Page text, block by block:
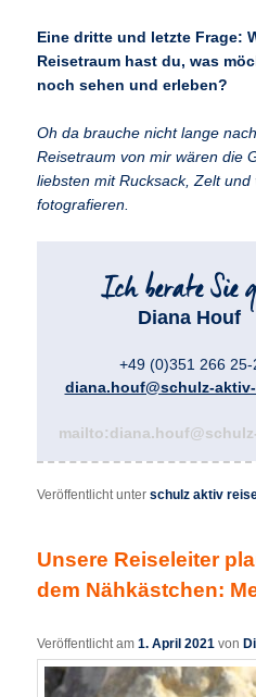
Eine dritte und letzte Frage:
Reisetraum hast du, was
noch sehen und erleben?
Oh da brauche nicht lange
Reisetraum von mir wären die
liebsten mit Rucksack, Zelt und
fotografieren.
Diana Houf
+49 (0)351 266 25-
diana.houf@schulz-
Veröffentlicht unter schulz aktiv
Unsere Reiseleiter
dem Nähkästchen:
Veröffentlicht am1. April 2021 von